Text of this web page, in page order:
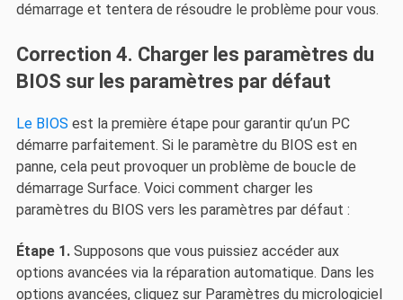
démarrage et tentera de résoudre le problème pour vous.
Correction 4. Charger les paramètres du
BIOS sur les paramètres par défaut
Le BIOS est la première étape pour garantir qu’un PC
démarre parfaitement. Si le paramètre du BIOS est en
panne, cela peut provoquer un problème de boucle de
démarrage Surface. Voici comment charger les
paramètres du BIOS vers les paramètres par défaut :
Étape 1.Supposons que vous puissiez accéder aux
options avancées via la réparation automatique. Dans les
options avancées, cliquez sur Paramètres du micrologiciel